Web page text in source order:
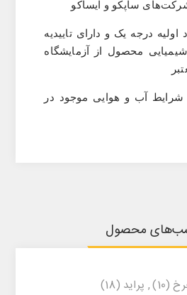
ساپکو و ایساکو
درجه یک و دارای تاییدیه
محصول از آزمایشگاه
شرایط آب‌ و هوایی موجود در
محصول
(10)
, پراید (18)